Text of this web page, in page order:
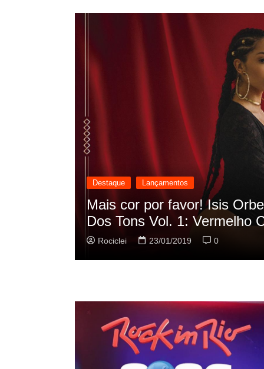
Destaque Lançamentos
Rashid vai buscar nos HQs
sua nova música
Rociclei 22/01/2019 0